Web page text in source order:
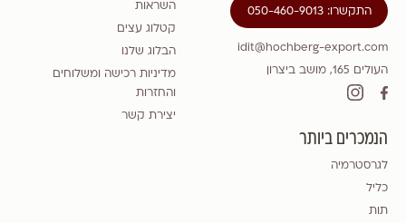
התקשרו: 050-460-9013
idit@hochberg-export.com
העולים 165, מושב ביצרון
השראות
קטלוג עצים
הבלוג שלנו
מדיניות רכישה ומשלוחים
והחזרות
יצירת קשר
הנמכרים ביותר
לגרסטרמיה
כליל
תות